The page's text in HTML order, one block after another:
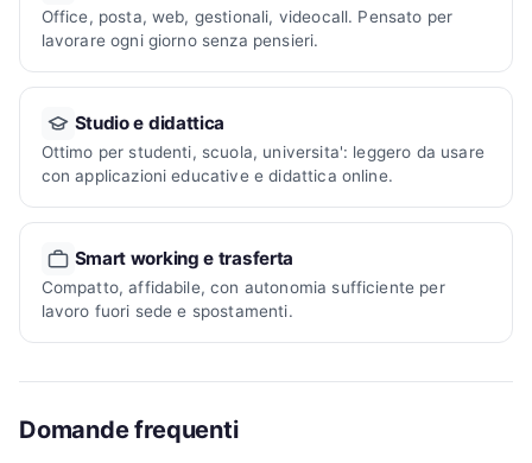
Office, posta, web, gestionali, videocall. Pensato per
lavorare ogni giorno senza pensieri.
Studio e didattica
Ottimo per studenti, scuola, universita': leggero da usare
con applicazioni educative e didattica online.
Smart working e trasferta
Compatto, affidabile, con autonomia sufficiente per
lavoro fuori sede e spostamenti.
Domande frequenti